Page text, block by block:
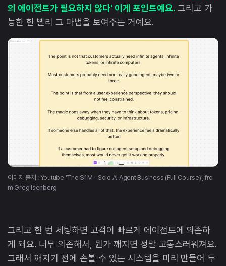
의 에이전트가 필요하지 않다' 이게 포인트예요. 그리고 가
능한 한 빨리 그 마법을 보여주는 거예요.
이미지 출처 : Youtube 'The $1M+ Solo AI Agent Business (Full Course)', fro
m Greg Isenberg
그리고 한 번 세팅하면 고객이 빠르게 에이전트에 의존하
게 돼요. 너무 의존해서, 뭔가 깨지면 정말 고통스러워져요.
그래서 깨지기 전에 손볼 수 있는 시스템을 미리 만들어 두